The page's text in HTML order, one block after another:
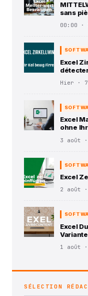
sans
00:00 ·
Excel
Hier ·
Excel
ohne
3 août
Excel
2 août
Excel
1 août
SÉLECTION